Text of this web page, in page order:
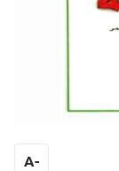
-
A